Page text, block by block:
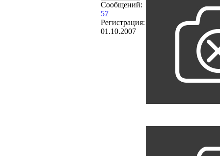
Сообщений:
57
Регистрация:
01.10.2007